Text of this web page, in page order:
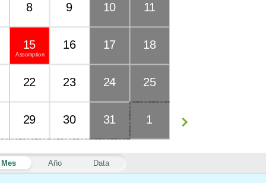
Mes Año Data
8 9 10 11
Assomption
15 16 17 18
22 23 24 25
29 30 31 1